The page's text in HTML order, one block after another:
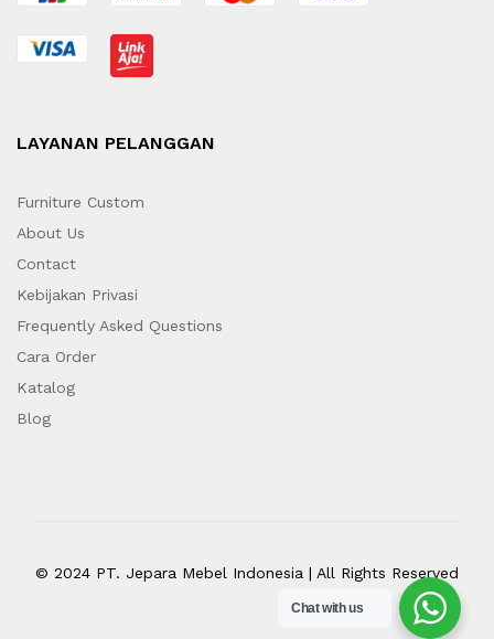
LAYANAN PELANGGAN
Furniture Custom
About Us
Contact
Kebijakan Privasi
Frequently Asked Questions
Cara Order
Katalog
Blog
© 2024 PT. Jepara Mebel Indonesia | All Rights Reserved
Chat with us